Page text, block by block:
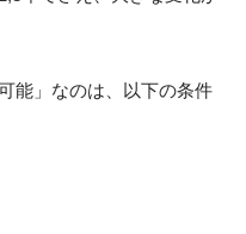
能」なのは、以下の条件